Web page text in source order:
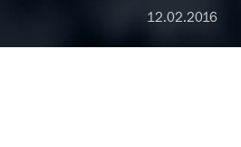
12.02.2016